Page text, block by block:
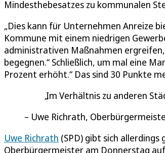
Mindesthebesatzes zu kommunalen
„Dies kann für Unternehmen Anreize
Kommune mit einem niedrigen
administrativen Maßnahmen
begegnen.“ Schließlich, um mal eine
Prozent erhöht.“ Das sind 30 Punkte
Im Verhältnis zu anderen
Uwe Richrath,
Uwe Richrath (SPD) gibt sich allerdings
Oberbürgermeister am Donnerstag